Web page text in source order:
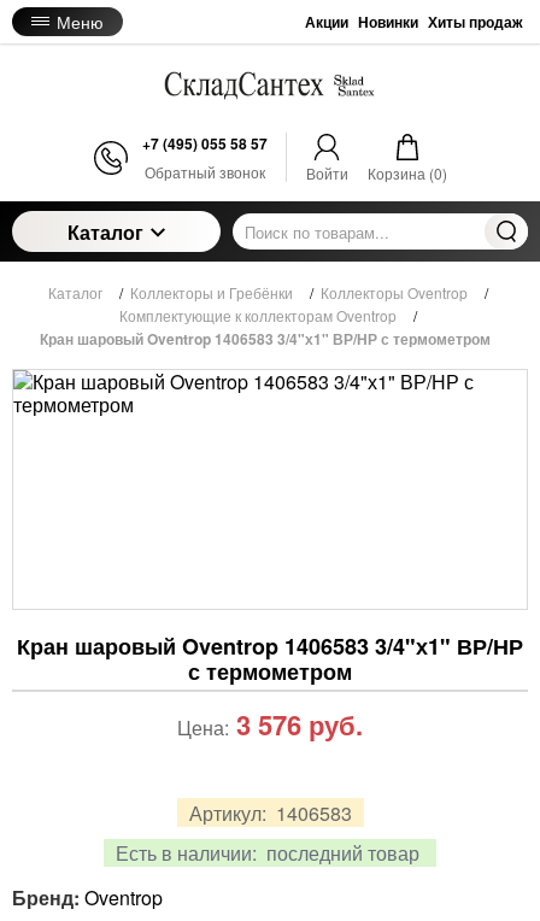
Меню Акции Новинки Хиты продаж
+7 (495) 055 58 57
Обратный звонок Войти Корзина (0)
Каталог
Каталог / Коллекторы и Гребёнки / Коллекторы Oventrop
/
Комплектующие к коллекторам Oventrop
/
Кран шаровый Oventrop 1406583 3/4"х1" ВР/НР с термометром
Кран шаровый Oventrop 1406583 3/4"х1" ВР/НР
с термометром
Артикул: 1406583
Есть в наличии: последний товар
Цена: 3 576 руб.
Бренд: Oventrop